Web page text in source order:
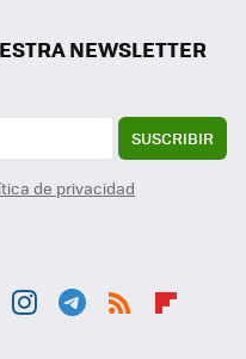
NEWSLETTER
SUSCRIBIR
de privacidad